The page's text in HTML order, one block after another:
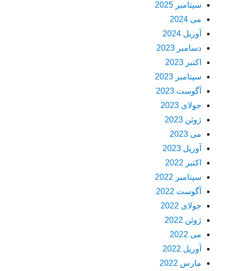
سپتامبر 2025
می 2024
آوریل 2024
دسامبر 2023
اکتبر 2023
سپتامبر 2023
آگوست 2023
جولای 2023
ژوئن 2023
می 2023
آوریل 2023
اکتبر 2022
سپتامبر 2022
آگوست 2022
جولای 2022
ژوئن 2022
می 2022
آوریل 2022
مارس 2022